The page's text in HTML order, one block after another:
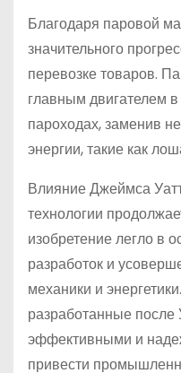
Благодаря паровой
значительного
перевозке товаров.
главным двигателем
пароходах, заменив
энергии, такие как
Влияние Джеймса
технологии
изобретение легло в
разработок и
механики и
разработанные после
эффективными и
привести